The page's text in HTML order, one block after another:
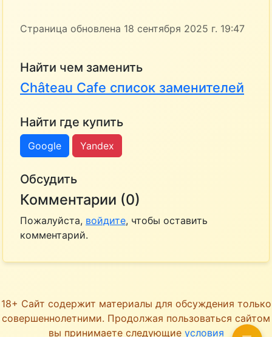
Страница обновлена 18 сентября 2025 г. 19:47
Найти чем заменить
Château Cafe список заменителей
Найти где купить
Google Yandex
Обсудить
Комментарии (0)
Пожалуйста, войдите, чтобы оставить
комментарий.
18+ Сайт содержит материалы для обсуждения только
совершеннолетними. Продолжая пользоваться сайтом
вы принимаете следующие условия